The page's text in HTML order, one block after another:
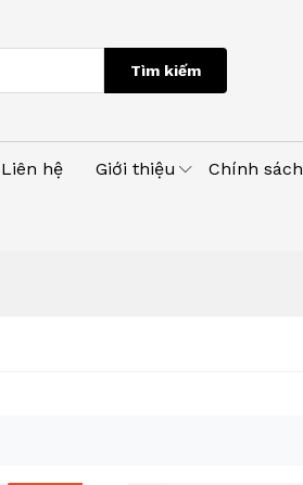
Tìm kiếm
Liên hệ Giới thiệu Chính sách